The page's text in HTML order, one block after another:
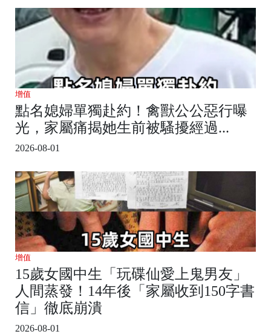
增值
點名媳婦單獨赴約！禽獸公公惡行曝
光，家屬痛揭她生前被騷擾經過...
2026-08-01
增值
15歲女國中生「玩碟仙愛上鬼男友」
人間蒸發！14年後「家屬收到150字書
信」徹底崩潰
2026-08-01